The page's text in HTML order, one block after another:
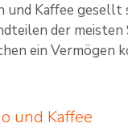
Kaffee
der
ein Vermögen
und Kaffee